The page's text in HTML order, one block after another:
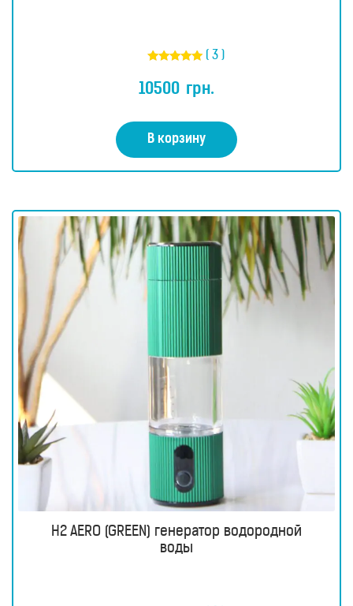
5.00
из 5
( 3 )
10500 грн.
В корзину
H2 AERO (GREEN) генератор водородной
воды